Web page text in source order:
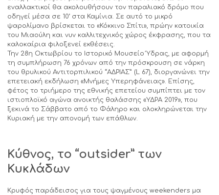
εναλλακτικοί θα ακολουθήσουν τον παραλιακό δρόμο που
οδηγεί μέσα σε 10’ στα Καμίνια. Σε αυτό το μικρό
ψαρολίμανο βρίσκεται το «Κόκκινο Σπίτι», πρώην κατοικία
του Μιαούλη και νυν καλλιτεχνικός χώρος έκφρασης, που τα
καλοκαίρια φιλοξενεί εκθέσεις.
Την 28η Οκτωβρίου το Ιστορικό Μουσείο Ύδρας, με αφορμή
τη συμπλήρωση 76 χρόνων από την πρόσκρουση σε νάρκη
του θρυλικού Αντιτορπιλικού “ΑΔΡΙΑΣ” (L 67), διοργανώνει την
επετειακή εκδήλωση «Μνήμες Υπερηφάνειας». Επίσης,
φέτος το τριήμερο της εθνικής επετείου συμπίπτει με τον
ιστιοπλοϊκό αγώνα ανοικτής θαλάσσης «ΥΔΡΑ 2019», που
ξεκινά το Σάββατο από το Φάληρο και ολοκληρώνεται την
Κυριακή με την απονομή των επάθλων.
Κύθνος, το “outsider” των
Κυκλάδων
Κρυφός παράδεισος για τους ψαγμένους weekenders μα